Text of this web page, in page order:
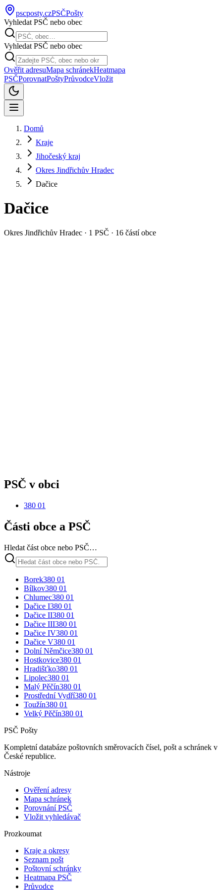
pscposty.czPSČPošty
Vyhledat PSČ nebo obec
Vyhledat PSČ nebo obec
Ověřit adresuMapa schránekHeatmapa
PSČPorovnatPoštyPrůvodceVložit
Domů
Kraje
Jihočeský kraj
Okres Jindřichův Hradec
Dačice
Dačice
Okres Jindřichův Hradec · 1 PSČ · 16 částí obce
PSČ v obci
380 01
Části obce a PSČ
Hledat část obce nebo PSČ…
Borek380 01
Bílkov380 01
Chlumec380 01
Dačice I380 01
Dačice II380 01
Dačice III380 01
Dačice IV380 01
Dačice V380 01
Dolní Němčice380 01
Hostkovice380 01
Hradišťko380 01
Lipolec380 01
Malý Pěčín380 01
Prostřední Vydří380 01
Toužín380 01
Velký Pěčín380 01
PSČ Pošty
Kompletní databáze poštovních směrovacích čísel, pošt a schránek v
České republice.
Nástroje
Ověření adresy
Mapa schránek
Porovnání PSČ
Vložit vyhledávač
Prozkoumat
Kraje a okresy
Seznam pošt
Poštovní schránky
Heatmapa PSČ
Průvodce